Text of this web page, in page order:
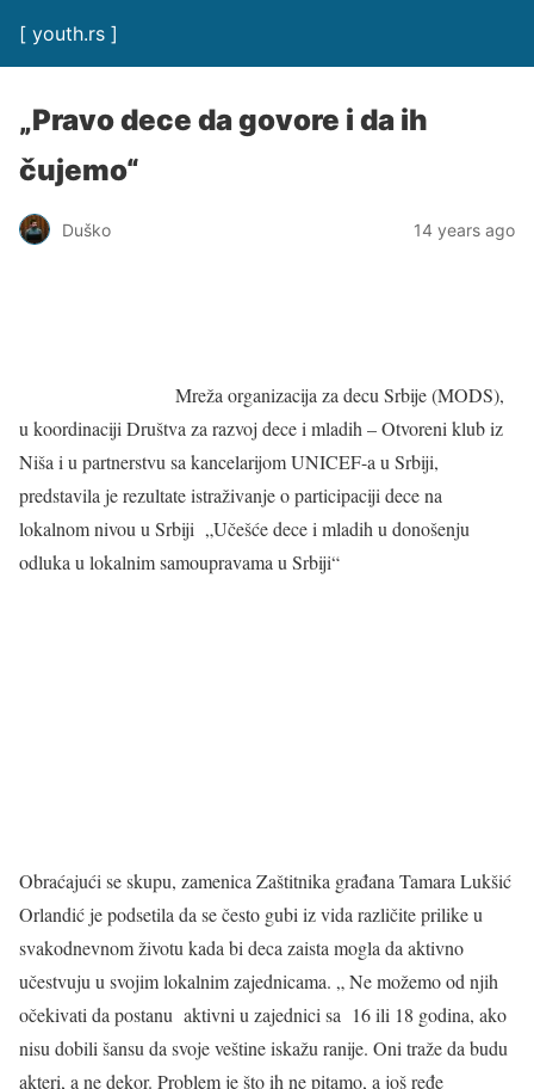
[ youth.rs ]
„Pravo dece da govore i da ih
čujemo“
Duško 14 years ago
Mreža organizacija za decu Srbije (MODS),
u koordinaciji Društva za razvoj dece i mladih – Otvoreni klub iz
Niša i u partnerstvu sa kancelarijom UNICEF-a u Srbiji,
predstavila je rezultate istraživanje o participaciji dece na
lokalnom nivou u Srbiji „Učešće dece i mladih u donošenju
odluka u lokalnim samoupravama u Srbiji“
Obraćajući se skupu, zamenica Zaštitnika građana Tamara Lukšić
Orlandić je podsetila da se često gubi iz vida različite prilike u
svakodnevnom životu kada bi deca zaista mogla da aktivno
učestvuju u svojim lokalnim zajednicama. „ Ne možemo od njih
očekivati da postanu aktivni u zajednici sa 16 ili 18 godina, ako
nisu dobili šansu da svoje veštine iskažu ranije. Oni traže da budu
akteri, a ne dekor. Problem je što ih ne pitamo, a još ređe